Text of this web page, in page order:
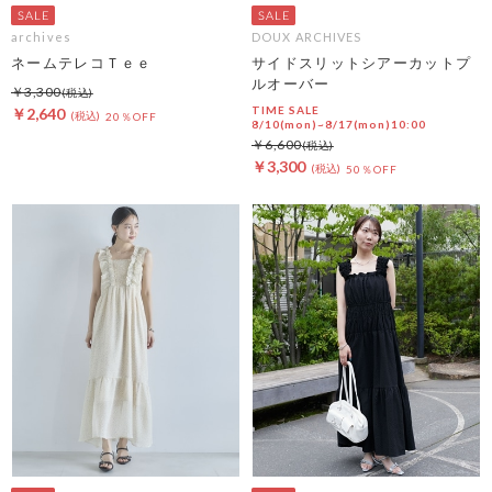
archives
ネームテレコＴｅｅ
￥2,640 20％OFF
￥3,300
DOUX ARCHIVES
サイドスリットシアーカットプ
ルオーバー
TIME SALE
8/10(mon)~8/17(mon)10:00
￥3,300 50％OFF
￥6,600